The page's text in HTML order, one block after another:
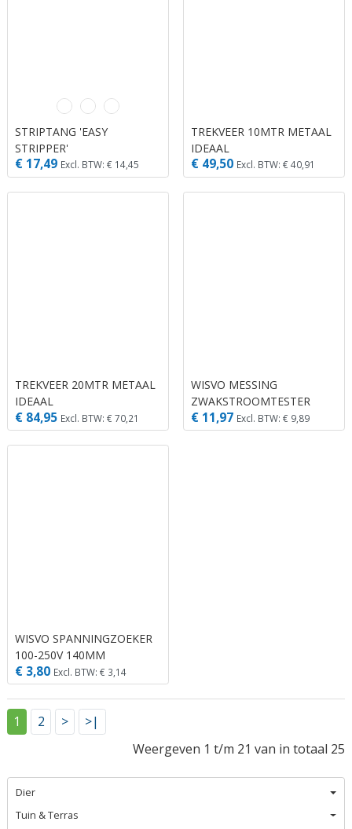
Dier
Tuin & Terras
STRIPTANG 'EASY
STRIPPER'
€ 17,49 Excl. BTW: € 14,45
TREKVEER 10MTR METAAL
IDEAAL
€ 49,50 Excl. BTW: € 40,91
TREKVEER 20MTR METAAL
IDEAAL
€ 84,95 Excl. BTW: € 70,21
WISVO MESSING
ZWAKSTROOMTESTER
€ 11,97 Excl. BTW: € 9,89
WISVO SPANNINGZOEKER
100-250V 140MM
€ 3,80 Excl. BTW: € 3,14
1 2 >
>|
Weergeven 1 t/m 21 van in totaal 25